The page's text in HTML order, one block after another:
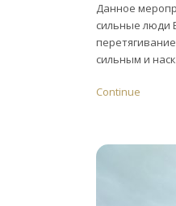
Данное
сильные люди
сильным и
Continue